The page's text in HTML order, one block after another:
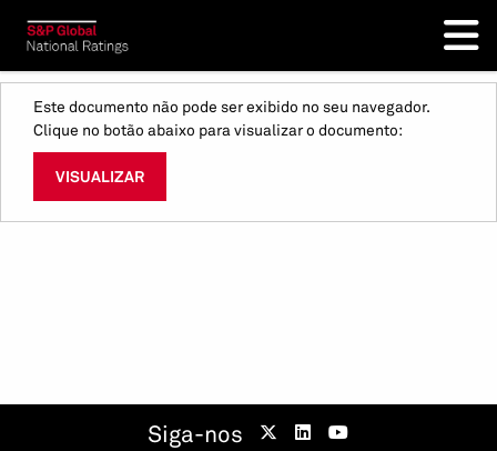
Este documento não pode ser exibido no seu navegador.
Clique no botão abaixo para visualizar o documento:
VISUALIZAR
Siga-nos